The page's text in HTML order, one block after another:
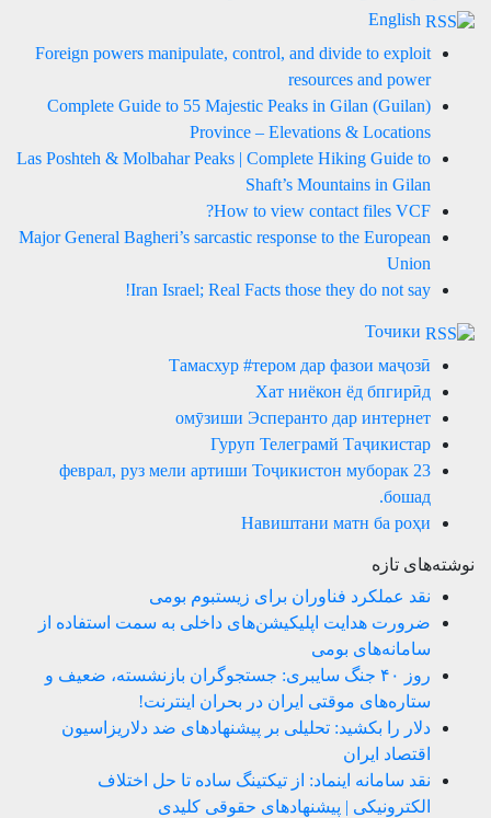
English
Foreign powers manipulate, control, and divide to exploit
resources and power
Complete Guide to 55 Majestic Peaks in Gilan (Guilan)
Province – Elevations & Locations
Las Poshteh & Molbahar Peaks | Complete Hiking Guide to
Shaft’s Mountains in Gilan
How to view contact files VCF?
Major General Bagheri’s sarcastic response to the European
Union
Iran Israel; Real Facts those they do not say!
Точики
Тамасхур #тером дар фазои маҷозӣ
Хат ниёкон ёд бпгирӣд
омӯзиши Эсперанто дар интернет
Гуруп Телеграмй Таҷикистар
23 феврал, руз мели артиши Тоҷикистон муборак
бошад.
Навиштани матн ба роҳи
نوشته‌های تازه
نقد عملکرد فناوران برای زیستبوم بومی
ضرورت هدایت اپلیکیشن‌های داخلی به سمت استفاده از
سامانه‌های بومی
روز ۴۰ جنگ سایبری: جستجوگران بازنشسته، ضعیف و
ستاره‌های موقتی ایران در بحران اینترنت!
دلار را بکشید: تحلیلی بر پیشنهادهای ضد دلاریزاسیون
اقتصاد ایران
نقد سامانه اینماد: از تیکتینگ ساده تا حل اختلاف
الکترونیکی | پیشنهادهای حقوقی کلیدی